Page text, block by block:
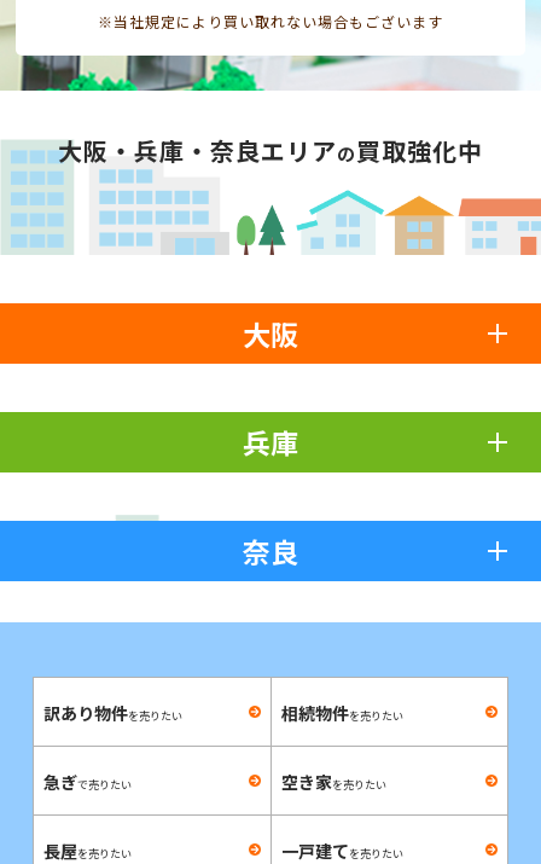
※当社規定により買い取れない場合もございます
大阪・兵庫・奈良エリアの買取強化中
大阪
兵庫
奈良
訳あり物件を売りたい 相続物件を売りたい
急ぎで売りたい 空き家を売りたい
長屋を売りたい 一戸建てを売りたい